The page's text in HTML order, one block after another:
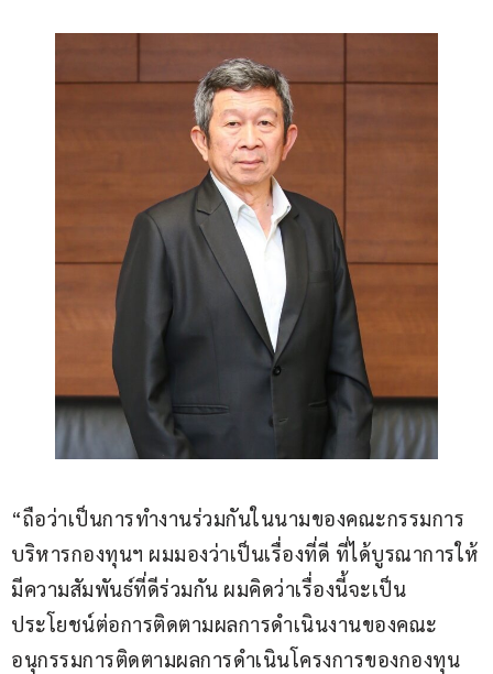
“ถือว่าเป็นการทำงานร่วมกันในนามของคณะกรรมการ
บริหารกองทุนฯ ผมมองว่าเป็นเรื่องที่ดี ที่ได้บูรณาการให้
มีความสัมพันธ์ที่ดีร่วมกัน ผมคิดว่าเรื่องนี้จะเป็น
ประโยชน์ต่อการติดตามผลการดำเนินงานของคณะ
อนุกรรมการติดตามผลการดำเนินโครงการของกองทุน